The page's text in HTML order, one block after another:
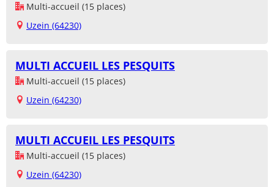
Multi-accueil (15 places)
Uzein (64230)
MULTI ACCUEIL LES PESQUITS
Multi-accueil (15 places)
Uzein (64230)
MULTI ACCUEIL LES PESQUITS
Multi-accueil (15 places)
Uzein (64230)